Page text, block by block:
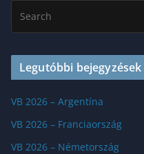
Legutóbbi bejegyzések
VB 2026 – Argentína
VB 2026 – Franciaország
VB 2026 – Németország